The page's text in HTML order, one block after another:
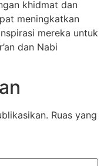
khidmat dan
meningkatkan
mereka untuk
dan Nabi
Ruas yang